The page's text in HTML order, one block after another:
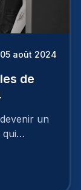
05 août 2024
de
un